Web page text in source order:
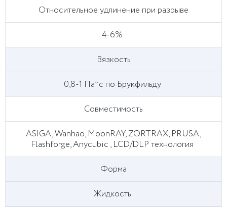
Относительное удлинение при разрыве
4-6%
Вязкость
0,8-1 Па*с по Брукфильду
Совместимость
ASIGA, Wanhao, MoonRAY, ZORTRAX, PRUSA,
Flashforge, Anycubic , LCD/DLP технология
Форма
Жидкость